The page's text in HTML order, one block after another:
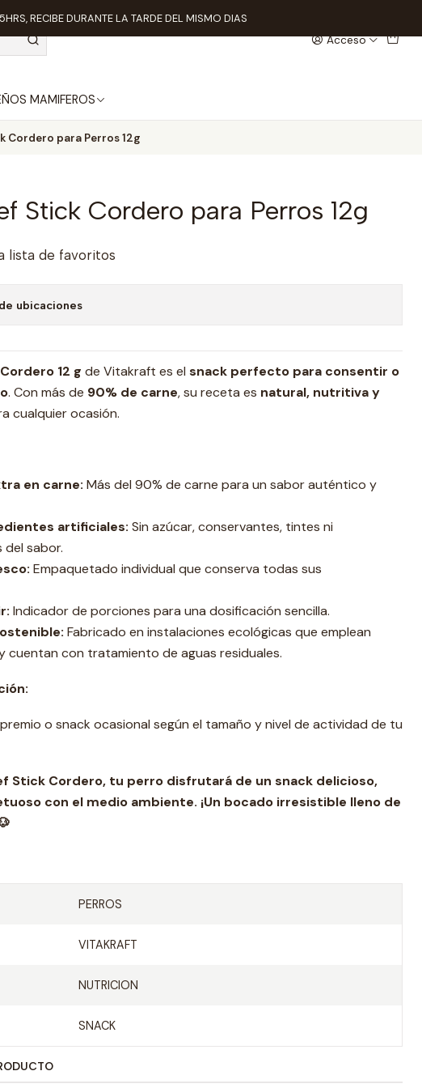
Acceso
MAMIFEROS
RECIBE DURANTE LA TARDE DEL MISMO DIAS
Cordero para Perros 12g
Stick Cordero para Perros 12g
lista de favoritos
ubicaciones
12 g de Vitakraft es el snack perfecto para consentir o
. Con más de 90% de carne, su receta es natural, nutritiva y
cualquier ocasión.
en carne: Más del 90% de carne para un sabor auténtico y
artificiales: Sin azúcar, conservantes, tintes ni
sabor.
Empaquetado individual que conserva todas sus
Indicador de porciones para una dosificación sencilla.
Fabricado en instalaciones ecológicas que emplean
cuentan con tratamiento de aguas residuales.
o snack ocasional según el tamaño y nivel de actividad de tu
Stick Cordero, tu perro disfrutará de un snack delicioso,
con el medio ambiente. ¡Un bocado irresistible lleno de
PERROS
VITAKRAFT
NUTRICION
SNACK